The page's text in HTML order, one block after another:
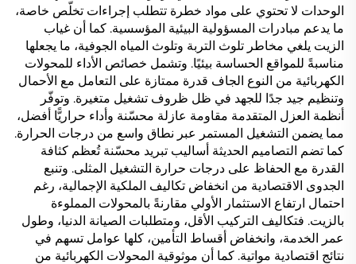
الوحدات لا تحتوي على مواد خطرة تتطلب إجراءات تخلّص خاصة،
ما يدعم مبادرات المسؤولية البيئية المؤسسية. كما أن غياب
الزيت يلغي مخاطر تلوث التربة وتلوث المياه الجوفية، ما يجعلها
مناسبةً للمواقع الحساسة بيئيًا. وتشمل خصائص الأداء للمحولات
الكهربائية من النوع الجاف قدرة ممتازة على التعامل مع الأحمال
وتنظيم جيد جدًا للجهد في ظل ظروف تشغيل متغيرة. وتوفّر
أنظمة العزل المتقدمة مقاومة عازلة محسّنة وأداء حراريًّا أفضل،
مما يضمن التشغيل المستمر عبر نطاق واسع من درجات الحرارة.
كما تضم التصاميم الحديثة أساليب تبريد محسّنة تُعظم كثافة
القدرة مع الحفاظ على درجات حرارة التشغيل المثلى. وتنبع
الجدوى الاقتصادية من انخفاض تكاليف الملكية الإجمالية، رغم
احتمال ارتفاع الاستثمار الأولي مقارنةً بالمحولات المملوءة
بالزيت. فتكاليف التركيب الأقل، ومتطلبات الصيانة الدنيا، وطول
عمر الخدمة، وانخفاض أقساط التأمين، كلها عوامل تسهم في
نتائج اقتصادية مواتية. كما أن موثوقية المحولات الكهربائية من